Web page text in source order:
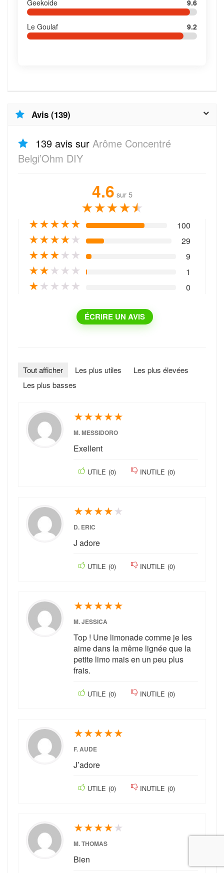
Geekoide 9.6
Le Goulaf 9.2
Avis (139)
139 avis sur Arôme Concentré
Belgi’Ohm DIY
4.6 sur 5
★★★★★
★★★★★ 100
★★★★★ 29
★★★★ ★ 9
★★★ ★ ★ 1
★★ ★ ★ ★ 0
ÉCRIRE UN AVIS
Tout afficher Les plus utiles
Les plus élevées
Les plus basses
★★★★★
M. MESSIDORO
Exellent
UTILE (0) INUTILE (0)
★★★★★
D. ERIC
J adore
UTILE (0) INUTILE (0)
★★★★★
M. JESSICA
Top ! Une limonade comme je les
aime dans la même lignée que la
petite limo mais en un peu plus
frais.
UTILE (0) INUTILE (0)
★★★★★
F. AUDE
J’adore
UTILE (0) INUTILE (0)
★★★★★
M. THOMAS
Bien